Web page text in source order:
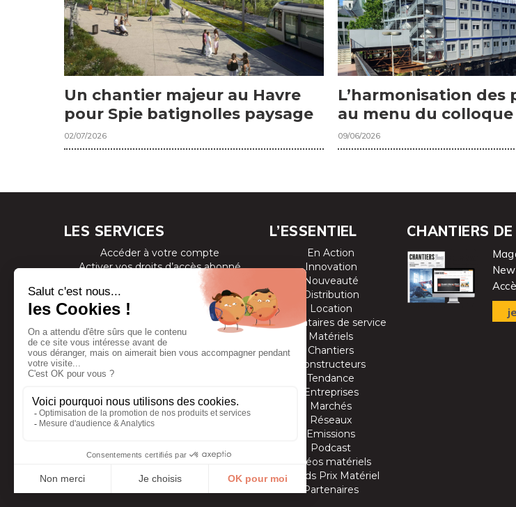
Un chantier majeur au Havre
pour Spie batignolles paysage
02/07/2026
L’harmonisation des
au menu du colloque
09/06/2026
LES SERVICES
Accéder à votre compte
Activer vos droits d’accès abonné
Consulter les magazines
S’inscrire aux newsletters
Devenir annonceur
Se connecter à l’extranet annonceur
Nous contacter
L’ESSENTIEL
En Action
Innovation
Nouveauté
Distribution
Location
Prestataires de service
Matériels
Chantiers
Constructeurs
Tendance
Entreprises
Marchés
Réseaux
Emissions
Podcast
Vidéos matériels
Grands Prix Matériel
Partenaires
CHANTIERS